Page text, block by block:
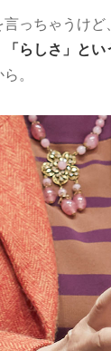
っちゃうけ
「らしさ」と
。